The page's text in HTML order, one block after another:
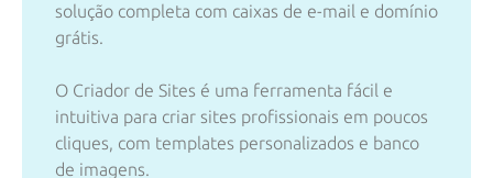
solução completa com caixas de e-mail e domínio
grátis.
O Criador de Sites é uma ferramenta fácil e
intuitiva para criar sites profissionais em poucos
cliques, com templates personalizados e banco
de imagens.